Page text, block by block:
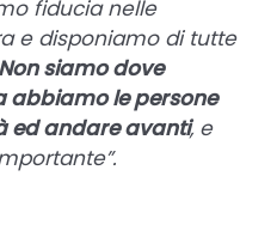
fiducia nelle
e disponiamo di tutte
Non siamo dove
abbiamo le persone
ed andare avanti, e